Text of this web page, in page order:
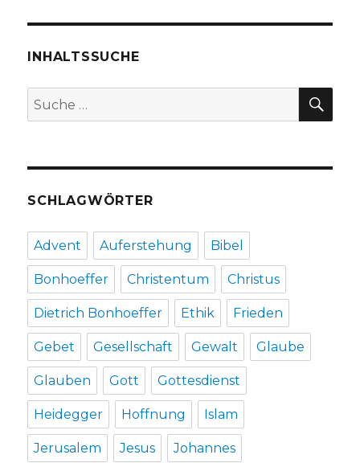
INHALTSSUCHE
Suche
nach:
SCHLAGWÖRTER
Advent Auferstehung Bibel
Bonhoeffer Christentum Christus
Dietrich Bonhoeffer Ethik Frieden
Gebet Gesellschaft Gewalt Glaube
Glauben Gott Gottesdienst
Heidegger Hoffnung Islam
Jerusalem Jesus Johannes